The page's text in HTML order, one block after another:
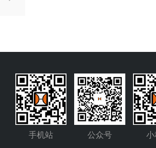
手机站 公众号 小